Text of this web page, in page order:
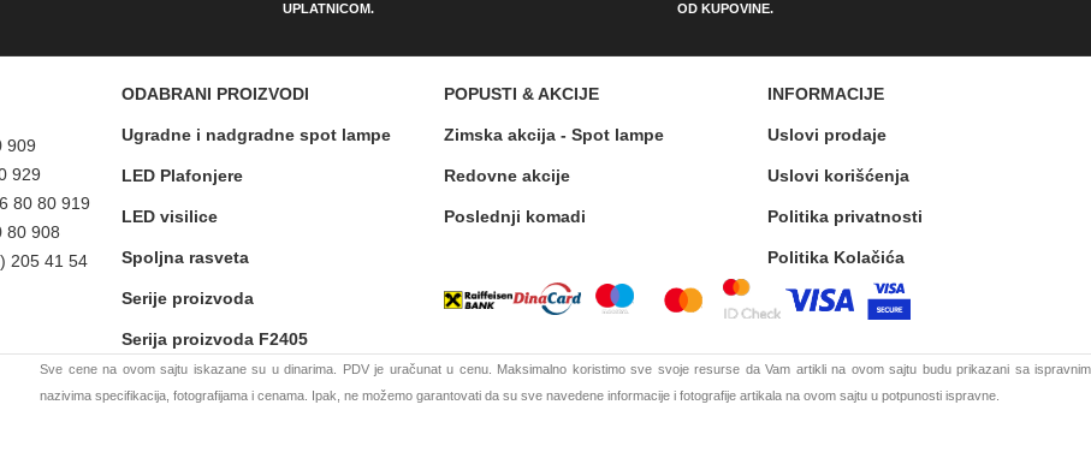
UPLATNICOM.
OD KUPOVINE.
909
929
80 80 919
80 908
205 41 54
ODABRANI PROIZVODI
Ugradne i nadgradne spot lampe
LED Plafonjere
LED visilice
Spoljna rasveta
Serije proizvoda
Serija proizvoda F2405
POPUSTI & AKCIJE
Zimska akcija - Spot lampe
Redovne akcije
Poslednji komadi
INFORMACIJE
Uslovi prodaje
Uslovi korišćenja
Politika privatnosti
Politika Kolačića
Sve cene na ovom sajtu iskazane su u dinarima. PDV je uračunat u cenu. Maksimalno koristimo sve svoje resurse da Vam artikli na ovom sajtu budu prikazani sa ispravnim
nazivima specifikacija, fotografijama i cenama. Ipak, ne možemo garantovati da su sve navedene informacije i fotografije artikala na ovom sajtu u potpunosti ispravne.